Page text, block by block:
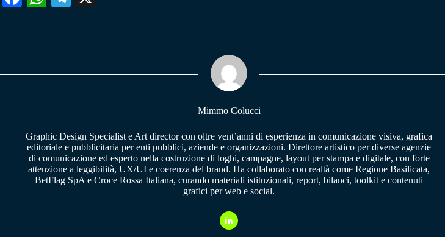
pp m
Mimmo Colucci
Graphic Design Specialist e Art director con oltre vent’anni di esperienza in comunicazione visiva, grafica
editoriale e pubblicitaria per enti pubblici, aziende e organizzazioni. Direttore artistico per diverse agenzie
di comunicazione ed esperto nella costruzione di loghi, campagne, layout per stampa e digitale, con forte
attenzione a leggibilità, UX/UI e coerenza del brand. Ha collaborato con realtà come Regione Basilicata,
BetFlag SpA e Croce Rossa Italiana, curando materiali istituzionali, report, bilanci, toolkit e contenuti
grafici per web e social.